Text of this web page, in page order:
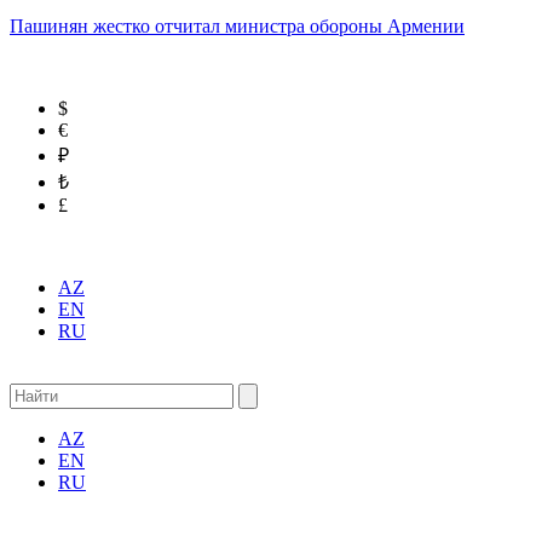
Пашинян жестко отчитал министра обороны Армении
$
€
₽
₺
£
AZ
EN
RU
AZ
EN
RU